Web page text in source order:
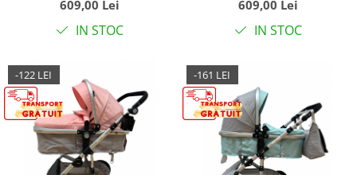
609,00 Lei
IN STOC
609,00 Lei
IN STOC
-122 LEI -161 LEI